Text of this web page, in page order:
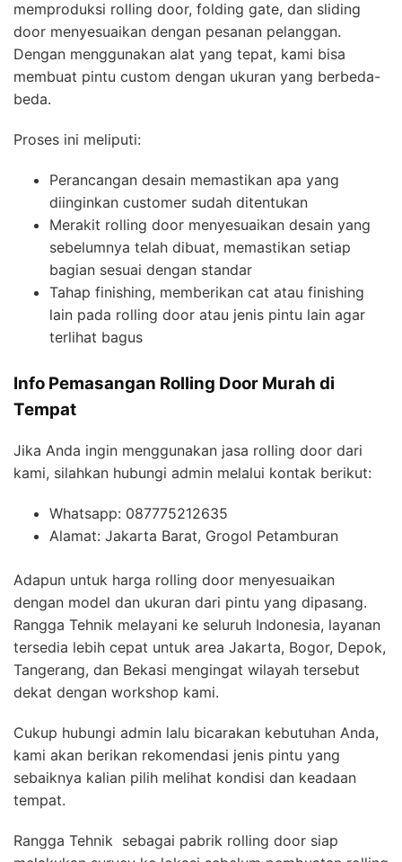
memproduksi rolling door, folding gate, dan sliding
door menyesuaikan dengan pesanan pelanggan.
Dengan menggunakan alat yang tepat, kami bisa
membuat pintu custom dengan ukuran yang berbeda-
beda.
Proses ini meliputi:
Perancangan desain memastikan apa yang
diinginkan customer sudah ditentukan
Merakit rolling door menyesuaikan desain yang
sebelumnya telah dibuat, memastikan setiap
bagian sesuai dengan standar
Tahap finishing, memberikan cat atau finishing
lain pada rolling door atau jenis pintu lain agar
terlihat bagus
Info Pemasangan Rolling Door Murah di
Tempat
Jika Anda ingin menggunakan jasa rolling door dari
kami, silahkan hubungi admin melalui kontak berikut:
Whatsapp: 087775212635
Alamat: Jakarta Barat, Grogol Petamburan
Adapun untuk harga rolling door menyesuaikan
dengan model dan ukuran dari pintu yang dipasang.
Rangga Tehnik melayani ke seluruh Indonesia, layanan
tersedia lebih cepat untuk area Jakarta, Bogor, Depok,
Tangerang, dan Bekasi mengingat wilayah tersebut
dekat dengan workshop kami.
Cukup hubungi admin lalu bicarakan kebutuhan Anda,
kami akan berikan rekomendasi jenis pintu yang
sebaiknya kalian pilih melihat kondisi dan keadaan
tempat.
Rangga Tehnik sebagai pabrik rolling door siap